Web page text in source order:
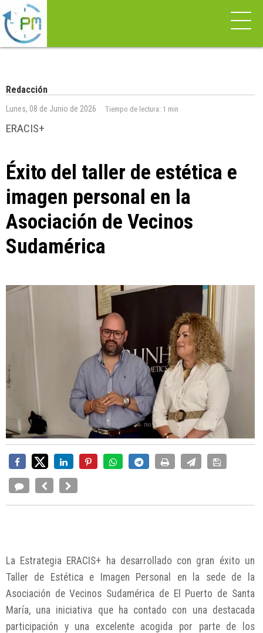
Redacción
Lunes, 08 de Junio de 2026 Tiempo de lectura: 1 min
ERACIS+
Éxito del taller de estética e
imagen personal en la
Asociación de Vecinos
Sudamérica
La Estrategia ERACIS+ ha desarrollado con gran éxito un
Taller de Estética e Imagen Personal en la sede de la
Asociación de Vecinos Sudamérica de El Puerto de Santa
María, una iniciativa que ha contado con una destacada
participación y una excelente acogida por parte de los